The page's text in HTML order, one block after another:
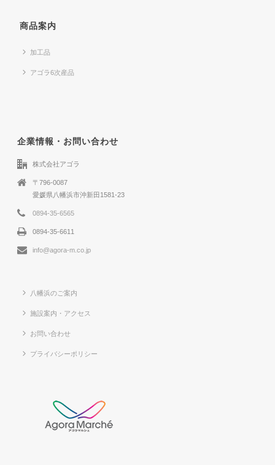
商品案内
加工品
アゴラ6次産品
企業情報・お問い合わせ
株式会社アゴラ
〒796-0087
愛媛県八幡浜市沖新田1581-23
0894-35-6565
0894-35-6611
info@agora-m.co.jp
八幡浜のご案内
施設案内・アクセス
お問い合わせ
プライバシーポリシー